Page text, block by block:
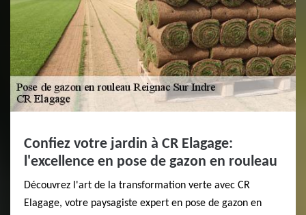
Confiez votre jardin à CR Elagage:
l'excellence en pose de gazon en rouleau
Découvrez l'art de la transformation verte avec CR
Elagage, votre paysagiste expert en pose de gazon en